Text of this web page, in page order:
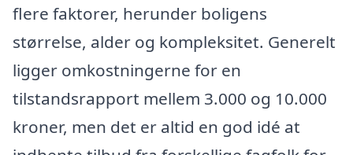
flere faktorer, herunder boligens
størrelse, alder og kompleksitet. Generelt
ligger omkostningerne for en
tilstandsrapport mellem 3.000 og 10.000
kroner, men det er altid en god idé at